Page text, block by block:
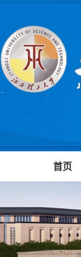
首页